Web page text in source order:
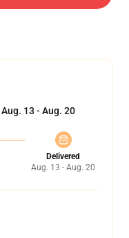
Aug. 13 - Aug. 20
Delivered
Aug. 13 - Aug. 20